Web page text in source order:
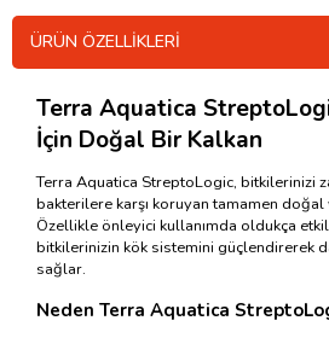
ÜRÜN ÖZELLIKLERI
Terra Aquatica
İçin Doğal Bir Kalkan
Terra Aquatica StreptoLogic, bitkilerinizi
bakterilere karşı koruyan tamamen
Özellikle önleyici kullanımda oldukça
bitkilerinizin kök sistemini güçlendirerek
sağlar.
Neden Terra Aquatica